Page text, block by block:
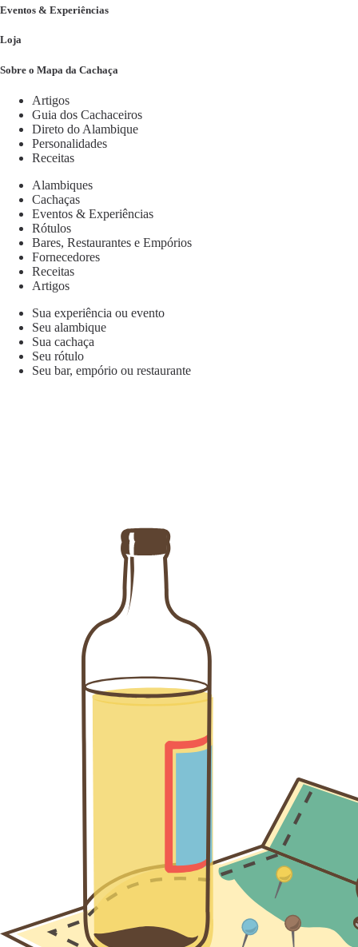
Eventos & Experiências
Loja
Sobre o Mapa da Cachaça
Artigos
Guia dos Cachaceiros
Direto do Alambique
Personalidades
Receitas
Alambiques
Cachaças
Eventos & Experiências
Rótulos
Bares, Restaurantes e Empórios
Fornecedores
Receitas
Artigos
Sua experiência ou evento
Seu alambique
Sua cachaça
Seu rótulo
Seu bar, empório ou restaurante